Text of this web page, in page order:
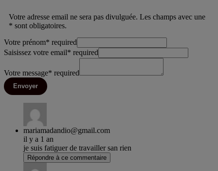
Votre adresse email ne sera pas divulguée. Les champs avec une
* sont obligatoires.
Votre prénom* required
Saisissez votre email* required
Votre message* required
Envoyer
mariamadandio@gmail.com
il y a 1 an
je suis fatiguer de travailler san rien
Répondre à ce commentaire